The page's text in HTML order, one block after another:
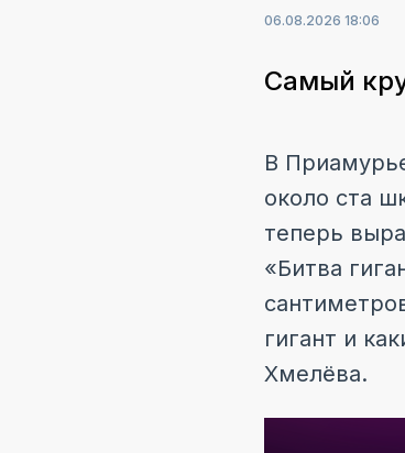
06.08.2026 18:06
Самый
В
около ста
теперь
«Битва
гигант и
Хмелёва.